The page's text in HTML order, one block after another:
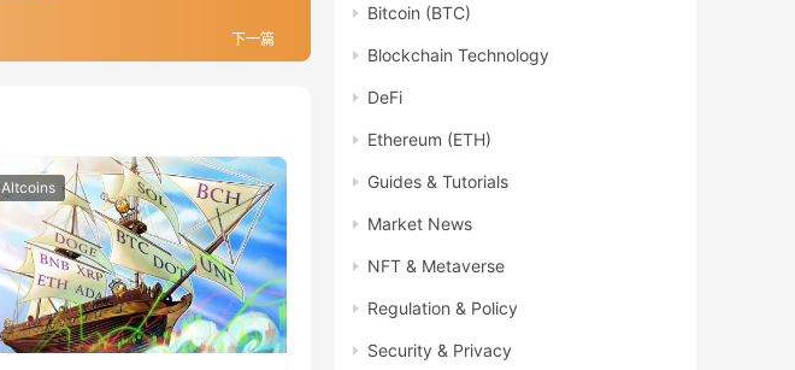
下一篇
Altcoins
Bitcoin (BTC)
Blockchain Technology
DeFi
Ethereum (ETH)
Guides & Tutorials
Market News
NFT & Metaverse
Regulation & Policy
Security & Privacy